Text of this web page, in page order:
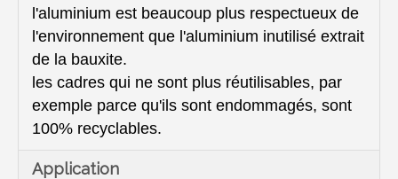
l'aluminium est beaucoup plus respectueux de
l'environnement que l'aluminium inutilisé extrait
de la bauxite.
les cadres qui ne sont plus réutilisables, par
exemple parce qu'ils sont endommagés, sont
100% recyclables.
Application